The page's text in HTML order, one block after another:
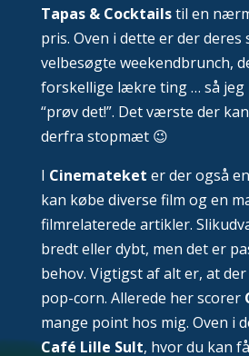
Tapas & Cocktailstil en
pris. Oven i dette er der
velbesøgte weekendbrunch,
forskellige lækre ting … så jeg
“prøv det!”. Det værste der
derfra stopmæt 😉
I Cinemateket er der også
kan købe diverse film og en
filmrelaterede artikler.
bredt eller dybt, men det er
behov. Vigtigst af alt er, at
pop-corn. Allerede her scorer
mange point hos mig. Oven i
Café Lille Sult, hvor du kan